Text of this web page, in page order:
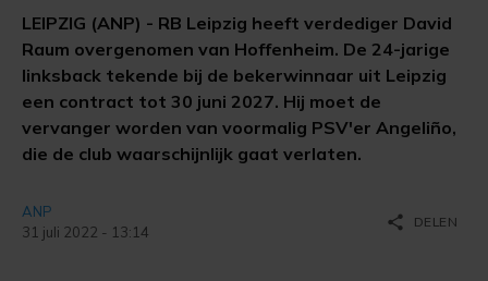
LEIPZIG (ANP) - RB Leipzig heeft verdediger David
Raum overgenomen van Hoffenheim. De 24-jarige
linksback tekende bij de bekerwinnaar uit Leipzig
een contract tot 30 juni 2027. Hij moet de
vervanger worden van voormalig PSV'er Angeliño,
die de club waarschijnlijk gaat verlaten.
ANP
31 juli 2022 - 13:14
share DELEN